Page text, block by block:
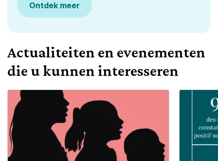
Ontdek meer
Actualiteiten en evenementen
die u kunnen interesseren